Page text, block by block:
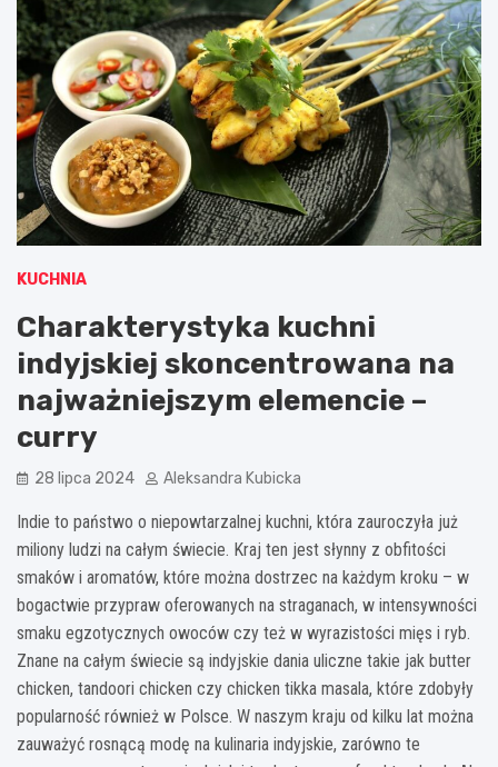
KUCHNIA
Charakterystyka kuchni
indyjskiej skoncentrowana na
najważniejszym elemencie –
curry
28 lipca 2024 Aleksandra Kubicka
Indie to państwo o niepowtarzalnej kuchni, która zauroczyła już
miliony ludzi na całym świecie. Kraj ten jest słynny z obfitości
smaków i aromatów, które można dostrzec na każdym kroku – w
bogactwie przypraw oferowanych na straganach, w intensywności
smaku egzotycznych owoców czy też w wyrazistości mięs i ryb.
Znane na całym świecie są indyjskie dania uliczne takie jak butter
chicken, tandoori chicken czy chicken tikka masala, które zdobyły
popularność również w Polsce. W naszym kraju od kilku lat można
zauważyć rosnącą modę na kulinaria indyjskie, zarówno te